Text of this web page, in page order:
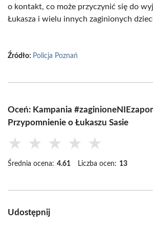
o kontakt, co może przyczynić się do
Łukasza i wielu innych zaginionych
Źródło: Policja Poznań
Oceń: Kampania
Przypomnienie o Łukaszu Sasie
★ ★ ★ ★ ★
Średnia ocena: 4.61 Liczba ocen: 13
Udostępnij